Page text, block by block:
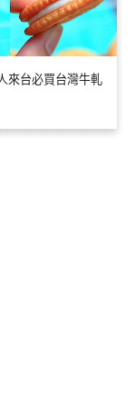
來台必買台灣牛軋